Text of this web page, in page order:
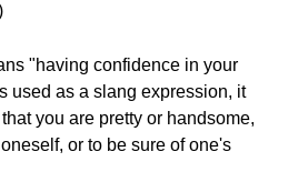
"having confidence in your
used as a slang expression, it
you are pretty or handsome,
or to be sure of one's